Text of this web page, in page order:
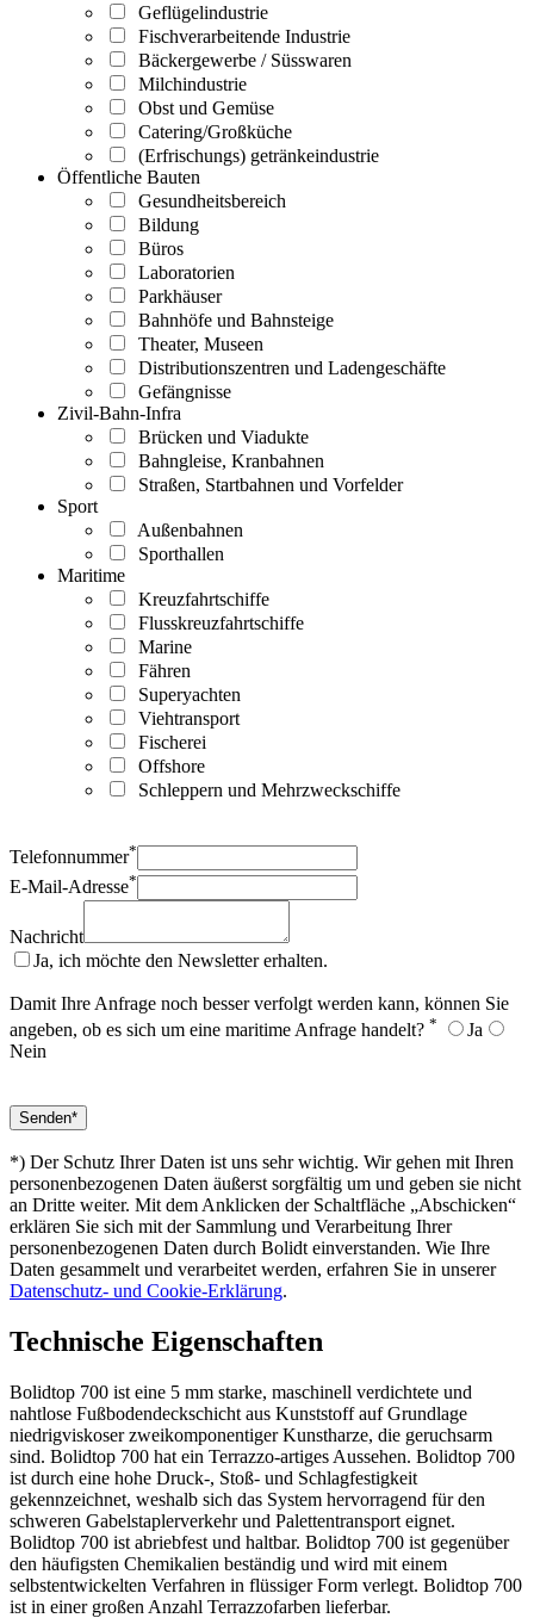
Geflügelindustrie
Fischverarbeitende Industrie
Bäckergewerbe / Süsswaren
Milchindustrie
Obst und Gemüse
Catering/Großküche
(Erfrischungs) getränkeindustrie
Öffentliche Bauten
Gesundheitsbereich
Bildung
Büros
Laboratorien
Parkhäuser
Bahnhöfe und Bahnsteige
Theater, Museen
Distributionszentren und Ladengeschäfte
Gefängnisse
Zivil-Bahn-Infra
Brücken und Viadukte
Bahngleise, Kranbahnen
Straßen, Startbahnen und Vorfelder
Sport
Außenbahnen
Sporthallen
Maritime
Kreuzfahrtschiffe
Flusskreuzfahrtschiffe
Marine
Fähren
Superyachten
Viehtransport
Fischerei
Offshore
Schleppern und Mehrzweckschiffe
Telefonnummer*
E-Mail-Adresse*
Nachricht
Ja, ich möchte den Newsletter erhalten.
Damit Ihre Anfrage noch besser verfolgt werden kann, können Sie
angeben, ob es sich um eine maritime Anfrage handelt? *
Ja
Nein
*) Der Schutz Ihrer Daten ist uns sehr wichtig. Wir gehen mit Ihren
personenbezogenen Daten äußerst sorgfältig um und geben sie nicht
an Dritte weiter. Mit dem Anklicken der Schaltfläche „Abschicken“
erklären Sie sich mit der Sammlung und Verarbeitung Ihrer
personenbezogenen Daten durch Bolidt einverstanden. Wie Ihre
Daten gesammelt und verarbeitet werden, erfahren Sie in unserer
Datenschutz- und Cookie-Erklärung.
Technische Eigenschaften
Bolidtop 700 ist eine 5 mm starke, maschinell verdichtete und
nahtlose Fußbodendeckschicht aus Kunststoff auf Grundlage
niedrigviskoser zweikomponentiger Kunstharze, die geruchsarm
sind. Bolidtop 700 hat ein Terrazzo-artiges Aussehen. Bolidtop 700
ist durch eine hohe Druck-, Stoß- und Schlagfestigkeit
gekennzeichnet, weshalb sich das System hervorragend für den
schweren Gabelstaplerverkehr und Palettentransport eignet.
Bolidtop 700 ist abriebfest und haltbar. Bolidtop 700 ist gegenüber
den häufigsten Chemikalien beständig und wird mit einem
selbstentwickelten Verfahren in flüssiger Form verlegt. Bolidtop 700
ist in einer großen Anzahl Terrazzofarben lieferbar.